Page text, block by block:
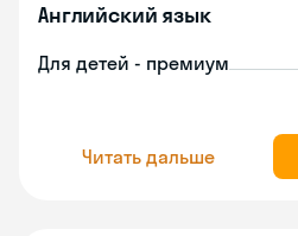
Английский язык
Для детей - премиум
Читать дальше